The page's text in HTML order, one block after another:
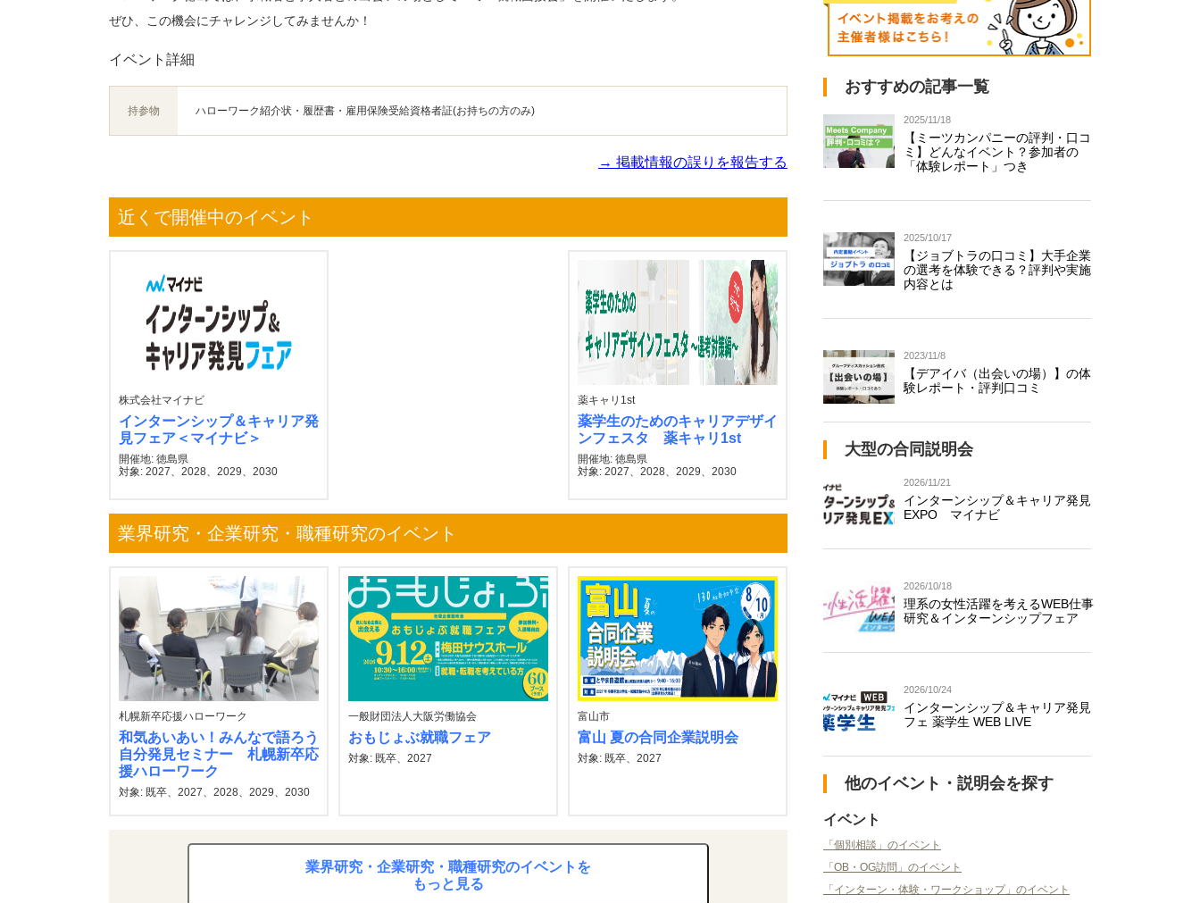
ぜひ、この機会にチャレンジしてみませんか！
イベント詳細
持参物 ハローワーク紹介状・履歴書・雇用保険受給資格者証(お持ちの方のみ)
→ 掲載情報の誤りを報告する
近くで開催中のイベント
株式会社マイナビ
インターンシップ＆キャリア発
見フェア＜マイナビ＞
開催地: 徳島県
対象: 2027、2028、2029、2030
薬キャリ1st
薬学生のためのキャリアデザイ
ンフェスタ 薬キャリ1st
開催地: 徳島県
対象: 2027、2028、2029、2030
業界研究・企業研究・職種研究のイベント
札幌新卒応援ハローワーク
和気あいあい！みんなで語ろう
自分発見セミナー 札幌新卒応
援ハローワーク
対象: 既卒、2027、2028、2029、2030
一般財団法人大阪労働協会
おもじょぶ就職フェア
対象: 既卒、2027
富山市
富山 夏の合同企業説明会
対象: 既卒、2027
業界研究・企業研究・職種研究のイベントを
もっと見る
おすすめの記事一覧
2025/11/18
【ミーツカンパニーの評判・口コ
ミ】どんなイベント？参加者の
「体験レポート」つき
2025/10/17
【ジョブトラの口コミ】大手企業
の選考を体験できる？評判や実施
内容とは
2023/11/8
【デアイバ（出会いの場）】の体
験レポート・評判口コミ
大型の合同説明会
2026/11/21
インターンシップ＆キャリア発見
EXPO マイナビ
2026/10/18
理系の女性活躍を考えるWEB仕事
研究＆インターンシップフェア
2026/10/24
インターンシップ＆キャリア発見
フェ 薬学生 WEB LIVE
他のイベント・説明会を探す
イベント
「個別相談」のイベント
「OB・OG訪問」のイベント
「インターン・体験・ワークショップ」のイベント